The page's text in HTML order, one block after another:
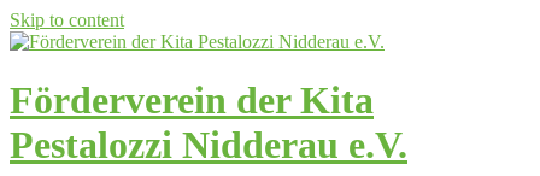
Skip to content
Förderverein der Kita
Pestalozzi Nidderau e.V.